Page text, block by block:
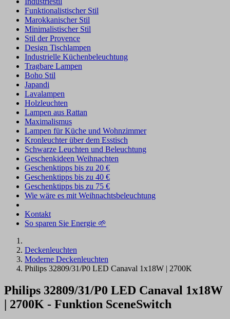
Funktionalistischer Stil
Marokkanischer Stil
Minimalistischer Stil
Stil der Provence
Design Tischlampen
Industrielle Küchenbeleuchtung
Tragbare Lampen
Boho Stil
Japandi
Lavalampen
Holzleuchten
Lampen aus Rattan
Maximalismus
Lampen für Küche und Wohnzimmer
Kronleuchter über dem Esstisch
Schwarze Leuchten und Beleuchtung
Geschenkideen Weihnachten
Geschenktipps bis zu 20 €
Geschenktipps bis zu 40 €
Geschenktipps bis zu 75 €
Wie wäre es mit Weihnachtsbeleuchtung
Kontakt
So sparen Sie Energie 🌱
Deckenleuchten
Moderne Deckenleuchten
Philips 32809/31/P0 LED Canaval 1x18W | 2700K
Philips 32809/31/P0 LED Canaval 1x18W
| 2700K - Funktion SceneSwitch